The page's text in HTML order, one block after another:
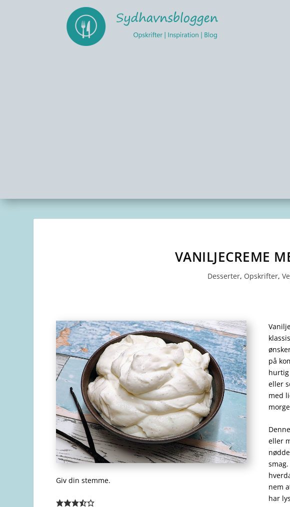
VANILJECREME
Desserter, Opskrifter,
Giv din stemme.
på
hurtig
eller
med
eller
nem
har